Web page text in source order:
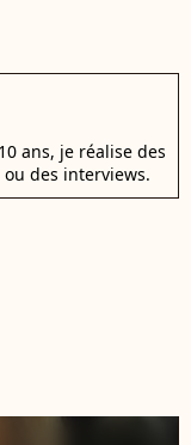
ans, je réalise des
des interviews.